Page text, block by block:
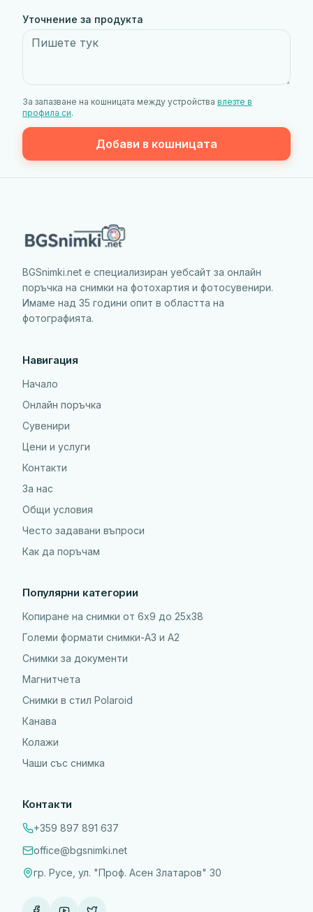
Уточнение за продукта
За запазване на кошницата между устройства влезте в
профила си.
Добави в кошницата
BGSnimki.net е специализиран уебсайт за онлайн
поръчка на снимки на фотохартия и фотосувенири.
Имаме над 35 години опит в областта на
фотографията.
Навигация
Начало
Онлайн поръчка
Сувенири
Цени и услуги
Контакти
За нас
Общи условия
Често задавани въпроси
Как да поръчам
Популярни категории
Копиране на снимки от 6x9 до 25х38
Големи формати снимки-А3 и А2
Снимки за документи
Магнитчета
Снимки в стил Polaroid
Канава
Колажи
Чаши със снимка
Контакти
+359 897 891 637
office@bgsnimki.net
гр. Русе, ул. "Проф. Асен Златаров" 30